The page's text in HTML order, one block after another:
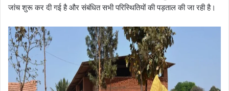
जांच शुरू कर दी गई है और संबंधित सभी परिस्थितियों की पड़ताल की जा रही है।